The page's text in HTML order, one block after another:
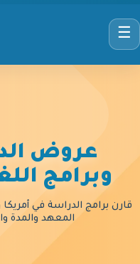
☰
عروض
وبرامج
قارن برامج الدراسة في أمريكا
المعهد والمدة